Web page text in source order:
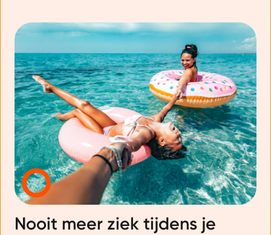
Nooit meer ziek tijdens je